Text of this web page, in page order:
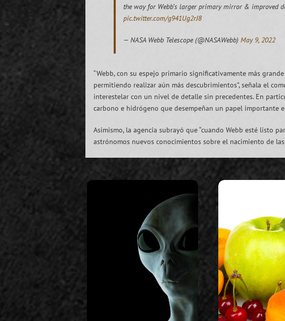
the way for Webb’s larger primary mirror & improved
pic.twitter.com/g941Ug2rJ8
— NASA Webb Telescope (@NASAWebb) May 9, 2022
“Webb, con su espejo primario significativamente más
permitiendo realizar aún más descubrimientos”, señala el
interestelar con un nivel de detalle sin precedentes. En
carbono e hidrógeno que desempeñan un papel importante
Asimismo, la agencia subrayó que “cuando Webb esté listo
astrónomos nuevos conocimientos sobre el nacimiento de